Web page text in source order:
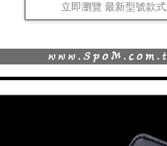
立即瀏覽 最新型號款式